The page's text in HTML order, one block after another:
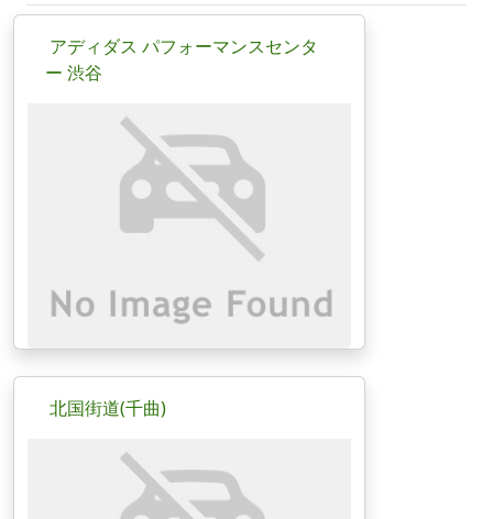
アディダス パフォーマンスセンタ
ー 渋谷
北国街道(千曲)